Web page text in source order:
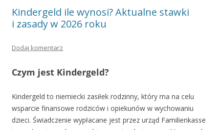
Kindergeld ile wynosi? Aktualne stawki
i zasady w 2026 roku
Dodaj komentarz
Czym jest Kindergeld?
Kindergeld to niemiecki zasiłek rodzinny, który ma na celu
wsparcie finansowe rodziców i opiekunów w wychowaniu
dzieci. Świadczenie wypłacane jest przez urząd Familienkasse